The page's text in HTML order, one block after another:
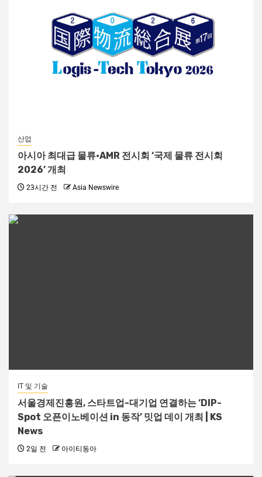
산업
아시아 최대급 물류·AMR 전시회 ‘국제 물류 전시회
2026’ 개최
23시간 전 Asia Newswire
IT 및 기술
서울경제진흥원, 스타트업-대기업 연결하는 ‘DIP-
Spot 오픈이노베이션 in 동작’ 밋업 데이 개최 | KS
News
2일 전 아이티동아